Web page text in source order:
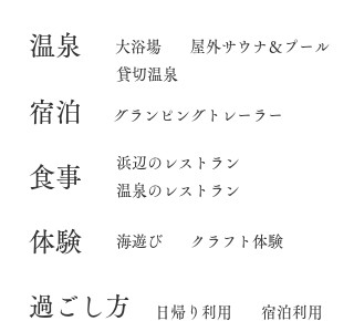
​温泉 大浴場
屋外サウナ＆プール
貸切温泉
宿泊 グランピングトレーラー
食事
​浜辺のレストラン
温泉のレストラン
体験 海遊び クラフト体験
​過ごし方 日帰り利用 宿泊利用